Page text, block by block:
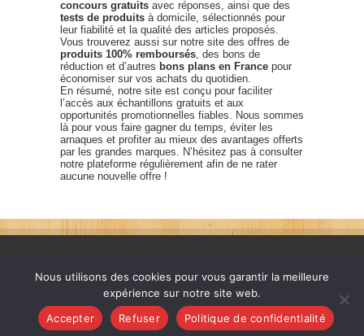
concours gratuits avec réponses, ainsi que des
tests de produits à domicile, sélectionnés pour
leur fiabilité et la qualité des articles proposés.
Vous trouverez aussi sur notre site des offres de
produits 100% remboursés , des bons de
réduction et d’autres bons plans en France pour
économiser sur vos achats du quotidien.
En résumé, notre site est conçu pour faciliter
l’accès aux échantillons gratuits et aux
opportunités promotionnelles fiables. Nous sommes
là pour vous faire gagner du temps, éviter les
arnaques et profiter au mieux des avantages offerts
par les grandes marques. N’hésitez pas à consulter
notre plateforme régulièrement afin de ne rater
aucune nouvelle offre !
France échantillons gratuits © 2026. Tous les droits sont
réservés. |
Nous Contacter FAQ|Politique de confidentialité
Nous utilisons des cookies pour vous garantir la meilleure
expérience sur notre site web.
Accepter
Refuser Politique de confidentialité